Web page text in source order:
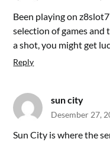
Been playing on
selection of games and
a shot, you might get
Reply
sun city
Desember 27,
Sun City is where the